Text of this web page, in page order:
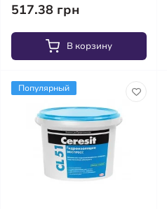
517.38 грн
В корзину
Популярный